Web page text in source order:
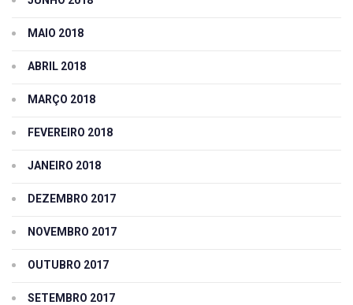
MAIO 2018
ABRIL 2018
MARÇO 2018
FEVEREIRO 2018
JANEIRO 2018
DEZEMBRO 2017
NOVEMBRO 2017
OUTUBRO 2017
SETEMBRO 2017